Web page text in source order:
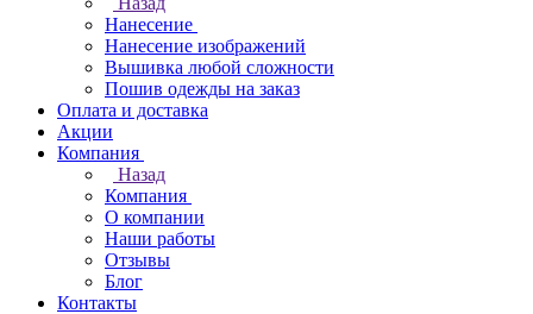
Нанесение
Нанесение изображений
Вышивка любой сложности
Пошив одежды на заказ
Оплата и доставка
Акции
Компания
Назад
Компания
О компании
Наши работы
Отзывы
Блог
Контакты